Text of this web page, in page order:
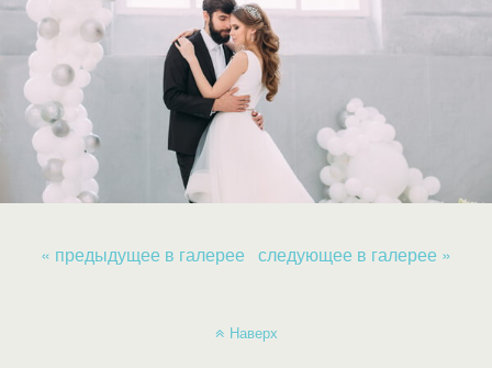
« предыдущее в галерее следующее в галерее »
Наверх